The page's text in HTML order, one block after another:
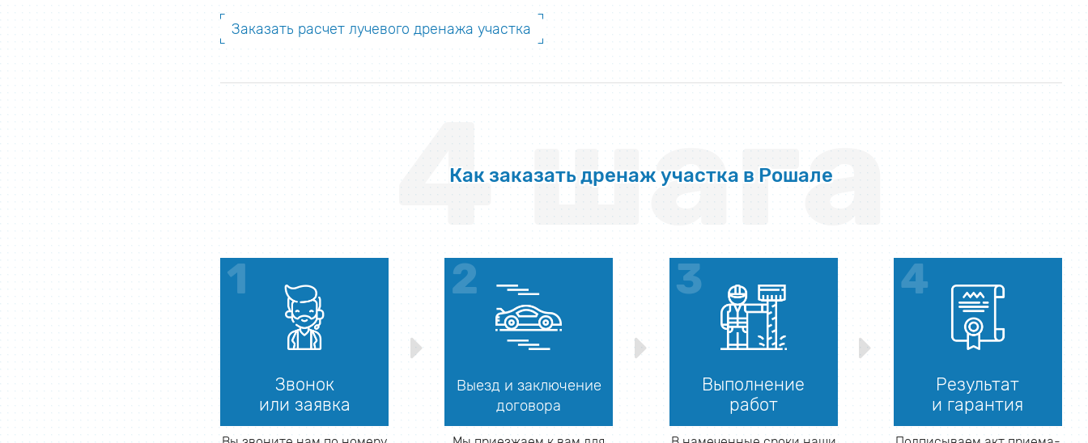
Заказать расчет лучевого дренажа участка
Как заказать дренаж участка в Рошале
4 шага
Звонок
или заявка
Выезд и заключение
договора
Выполнение
работ
Результат
и гарантия